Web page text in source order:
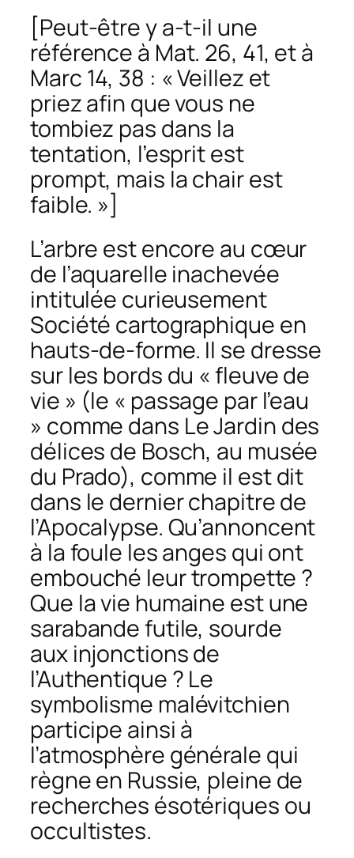
[Peut-être y a-t-il une
référence à Mat. 26, 41, et à
Marc 14, 38 : « Veillez et
priez afin que vous ne
tombiez pas dans la
tentation, l’esprit est
prompt, mais la chair est
faible. »]
L’arbre est encore au cœur
de l’aquarelle inachevée
intitulée curieusement
Société cartographique en
hauts-de-forme. Il se dresse
sur les bords du « fleuve de
vie » (le « passage par l’eau
» comme dans Le Jardin des
délices de Bosch, au musée
du Prado), comme il est dit
dans le dernier chapitre de
l’Apocalypse. Qu’annoncent
à la foule les anges qui ont
embouché leur trompette ?
Que la vie humaine est une
sarabande futile, sourde
aux injonctions de
l’Authentique ? Le
symbolisme malévitchien
participe ainsi à
l’atmosphère générale qui
règne en Russie, pleine de
recherches ésotériques ou
occultistes.